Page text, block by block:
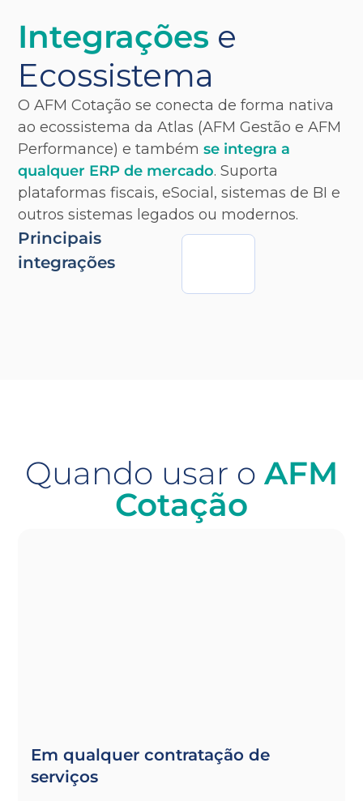
Integrações e
Ecossistema
O AFM Cotação se conecta de forma nativa
ao ecossistema da Atlas (AFM Gestão e AFM
Performance) e tambémse integra a
qualquer ERP de mercado. Suporta
plataformas fiscais, eSocial, sistemas de BI e
outros sistemas legados ou modernos.
Principais
integrações
Quando usar o AFM
Cotação
Em qualquer contratação de
serviços